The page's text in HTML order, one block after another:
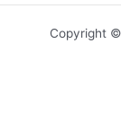
Copyright